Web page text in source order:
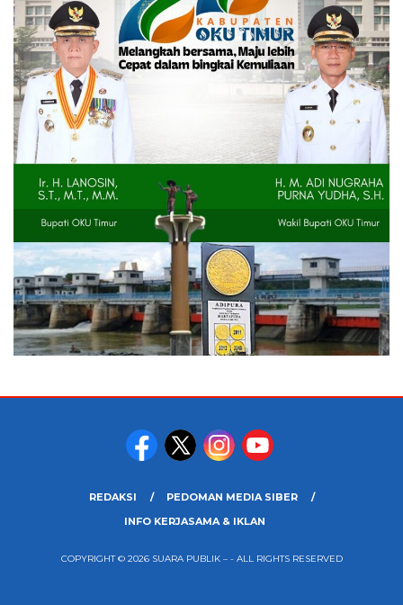
REDAKSI
PEDOMAN MEDIA SIBER
INFO KERJASAMA & IKLAN
COPYRIGHT © 2026 SUARA PUBLIK – - ALL RIGHTS RESERVED